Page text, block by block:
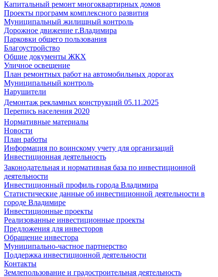
Капитальный ремонт многоквартирных домов
Проекты программ комплексного развития
Муниципальный жилищный контроль
Дорожное движение г.Владимира
Парковки общего пользования
Благоустройство
Общие документы ЖКХ
Уличное освещение
План ремонтных работ на автомобильных дорогах
Муниципальный контроль
Нарушители
Демонтаж рекламных конструкций 05.11.2025
Перепись населения 2020
Нормативные материалы
Новости
План работы
Информация по воинскому учету для организаций
Инвестиционная деятельность
Законодательная и нормативная база по инвестиционной
деятельности
Инвестиционный профиль города Владимира
Статистические данные об инвестиционной деятельности в
городе Владимире
Инвестиционные проекты
Реализованные инвестиционные проекты
Предложения для инвесторов
Обращение инвестора
Муниципально-частное партнерство
Поддержка инвестиционной деятельности
Контакты
Землепользование и градостроительная деятельность